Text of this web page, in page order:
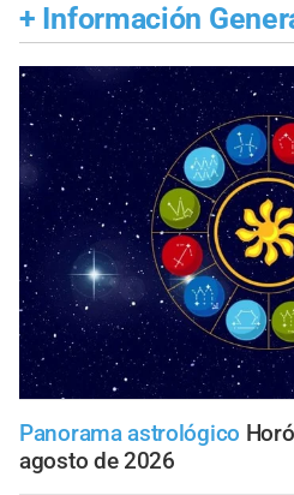
+ Información
Panorama astrológico
agosto de 2026